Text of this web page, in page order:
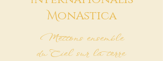
MonAstica
Mettons ensemble
du Ciel sur la terre